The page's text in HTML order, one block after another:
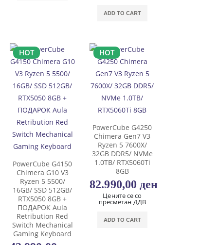
ADD TO CART
HOT
PowerCube G4150
Chimera G10 V3
Ryzen 5 5500/
16GB/ SSD 512GB/
RTX5050 8GB +
ПОДАРОК Aula
Retribution Red
Switch Mechanical
Gaming Keyboard
HOT
PowerCube G4250
Chimera Gen7 V3
Ryzen 5 7600X/
32GB DDR5/ NVMe
1.0TB/ RTX5060Ti
8GB
82.990,00 ден
Цените се со
пресметан ДДВ
ADD TO CART